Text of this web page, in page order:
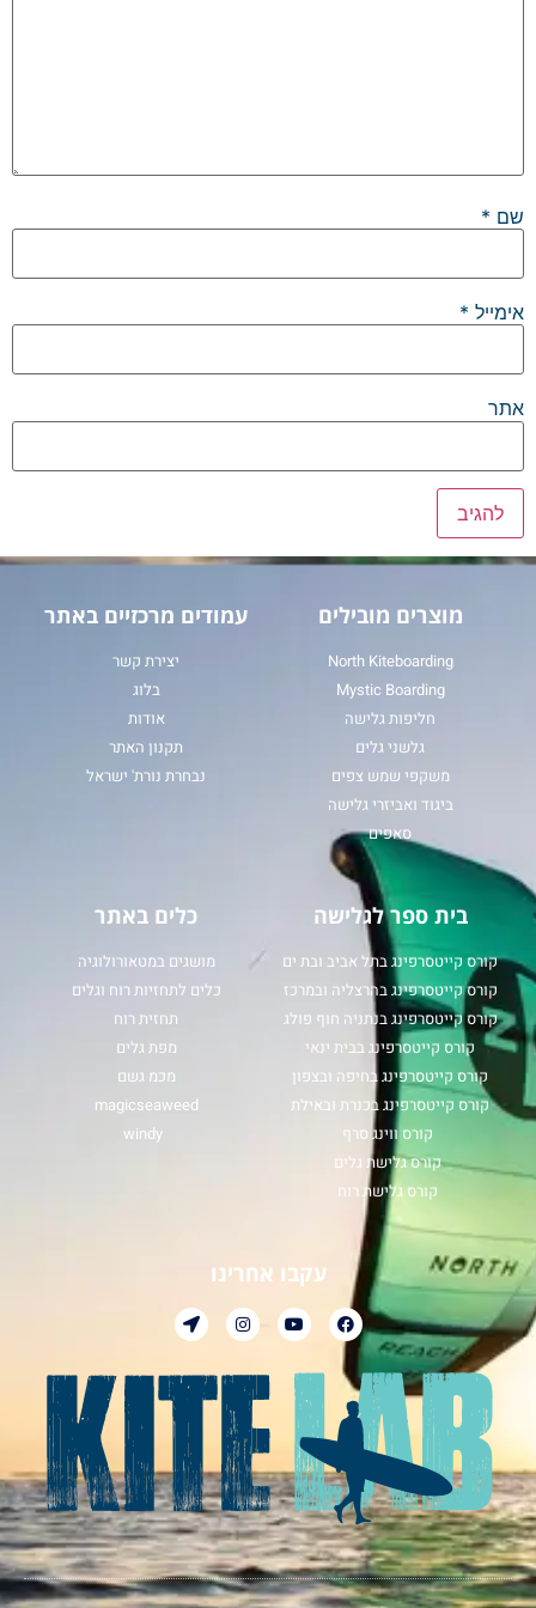
שם *
אימייל *
אתר
מוצרים מובילים
North Kiteboarding
Mystic Boarding
חליפות גלישה
גלשני גלים
משקפי שמש צפים
ביגוד ואביזרי גלישה
סאפים
עמודים מרכזיים באתר
יצירת קשר
בלוג
אודות
תקנון האתר
נבחרת נורת' ישראל
בית ספר לגלישה
קורס קייטסרפינג בתל אביב ובת ים
קורס קייטסרפינג בהרצליה ובמרכז
קורס קייטסרפינג בנתניה חוף פולג
קורס קייטסרפינג בבית ינאי
קורס קייטסרפינג בחיפה ובצפון
קורס קייטסרפינג בכנרת ובאילת
קורס ווינג סרף
קורס גלישת גלים
קורס גלישת רוח
כלים באתר
מושגים במטאורולוגיה
כלים לתחזיות רוח וגלים
תחזית רוח
מפת גלים
מכמ גשם
magicseaweed
windy
עקבו אחרינו